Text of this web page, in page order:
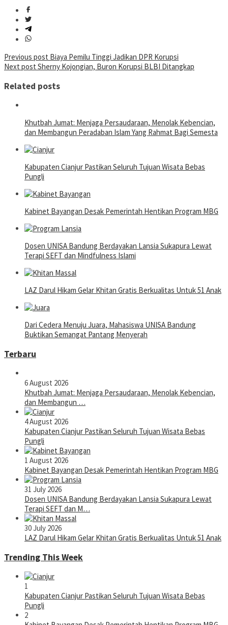
Post
navigation
Previous post Biaya Pemilu Tinggi Jadikan DPR Korupsi
Next post Sherny Kojongian, Buron Korupsi BLBI Ditangkap
Related posts
Khutbah Jumat: Menjaga Persaudaraan, Menolak Kebencian,
dan Membangun Peradaban Islam Yang Rahmat Bagi Semesta
Kabupaten Cianjur Pastikan Seluruh Tujuan Wisata Bebas
Pungli
Kabinet Bayangan Desak Pemerintah Hentikan Program MBG
Dosen UNISA Bandung Berdayakan Lansia Sukapura Lewat
Terapi SEFT dan Mindfulness Islami
LAZ Darul Hikam Gelar Khitan Gratis Berkualitas Untuk 51 Anak
Dari Cedera Menuju Juara, Mahasiswa UNISA Bandung
Buktikan Semangat Pantang Menyerah
Terbaru
6 August 2026
Khutbah Jumat: Menjaga Persaudaraan, Menolak Kebencian,
dan Membangun …
4 August 2026
Kabupaten Cianjur Pastikan Seluruh Tujuan Wisata Bebas
Pungli
1 August 2026
Kabinet Bayangan Desak Pemerintah Hentikan Program MBG
31 July 2026
Dosen UNISA Bandung Berdayakan Lansia Sukapura Lewat
Terapi SEFT dan M…
30 July 2026
LAZ Darul Hikam Gelar Khitan Gratis Berkualitas Untuk 51 Anak
Trending This Week
1
Kabupaten Cianjur Pastikan Seluruh Tujuan Wisata Bebas
Pungli
2